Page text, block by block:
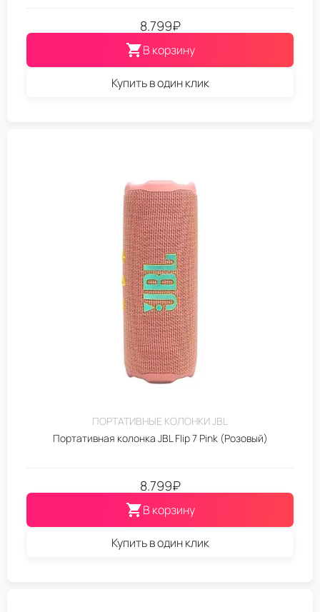
8.799₽
В корзину
Купить в один клик
ПОРТАТИВНЫЕ КОЛОНКИ JBL
Портативная колонка JBL Flip 7 Pink (Розовый)
8.799₽
В корзину
Купить в один клик